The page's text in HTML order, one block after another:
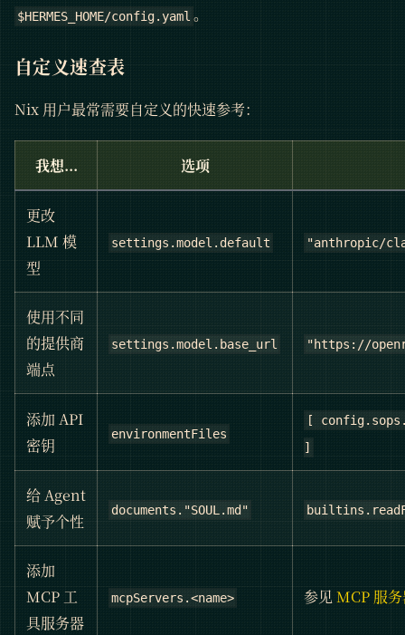
$HERMES_HOME/config.yaml 。
自定义速查表
Nix 用户最常需要自定义的快速参考：
我想... 选项
更改
LLM 模
型
settings.model.default "anthropic/
使用不同
的提供商
端点
settings.model.base_url "https://
添加 API
密钥
environmentFiles
[
]
给 Agent
赋予个性
documents."SOUL.md"
添加
MCP 工
具服务器
mcpServers.<name> 参见 MCP 服